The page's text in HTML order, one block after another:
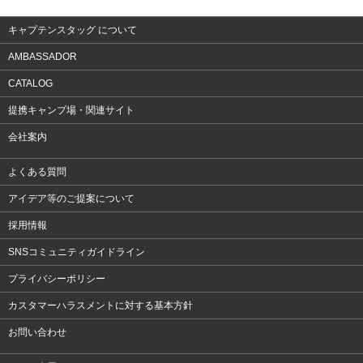
キャプテンスタッグ について
AMBASSADOR
CATALOG
提携キャンプ場・関連サイト
会社案内
よくある質問
アイデア等のご提案について
採用情報
SNSコミュニティガイドライン
プライバシーポリシー
カスタマーハラスメントに対する基本方針
お問い合わせ